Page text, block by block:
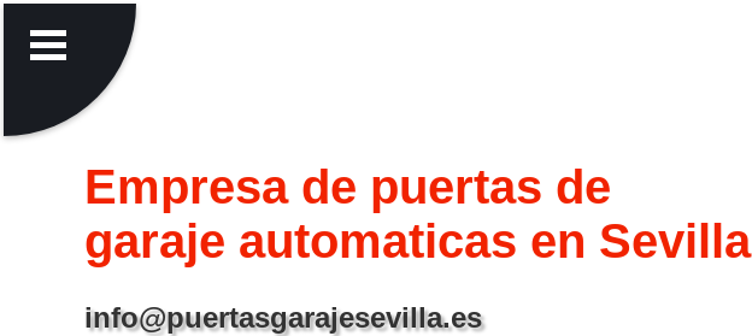
Empresa de puertas de
garaje automaticas en Sevilla
info@puertasgarajesevilla.es